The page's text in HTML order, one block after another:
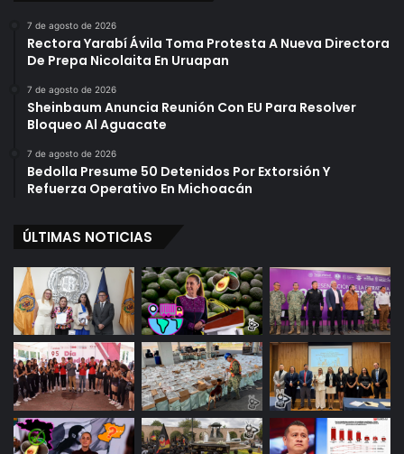
7 de agosto de 2026
Rectora Yarabí Ávila Toma Protesta A Nueva Directora
De Prepa Nicolaita En Uruapan
7 de agosto de 2026
Sheinbaum Anuncia Reunión Con EU Para Resolver
Bloqueo Al Aguacate
7 de agosto de 2026
Bedolla Presume 50 Detenidos Por Extorsión Y
Refuerza Operativo En Michoacán
ÚLTIMAS NOTICIAS